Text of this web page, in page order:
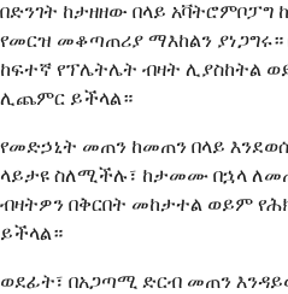
በድንገት ከታዘዘው በላይ
የመርዝ መቆጣጠሪያ ማእከልን
ከፍተኛ የፕሌትሌት ብዛት ሊያስከትል
ሊጨምር ይችላል።
የመድኃኒት መጠን ከመጠን በላይ
ላይታዩ ስለሚችሉ፣ ከታመሙ በኋላ
ብዛትዎን በቅርበት መከታተል ወይም
ይችላል።
ወደፊት፣ በአጋጣሚ ድርብ መጠን